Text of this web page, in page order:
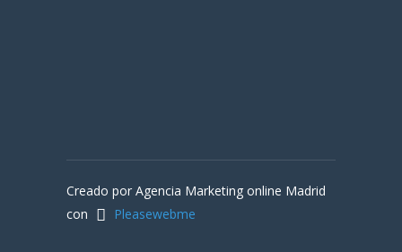
Creado por Agencia Marketing online Madrid
con
Pleasewebme